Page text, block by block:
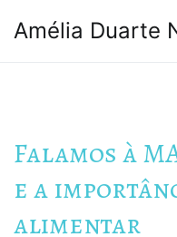
paraAmélia Duarte
Falamos à
e a
alimentar